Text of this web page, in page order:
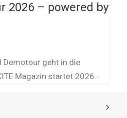
2026 – powered by
Demotour geht in die
Magazin startet 2026…